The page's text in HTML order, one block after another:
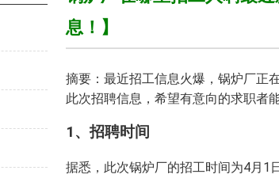
息！】
摘要：最近招工信息火爆，锅炉厂正
此次招聘信息，希望有意向的求职者
1、招聘时间
据悉，此次锅炉厂的招工时间为4月1